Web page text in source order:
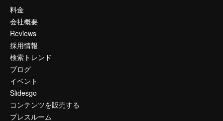
料金
会社概要
Reviews
採用情報
検索トレンド
ブログ
イベント
Slidesgo
コンテンツを販売する
プレスルーム